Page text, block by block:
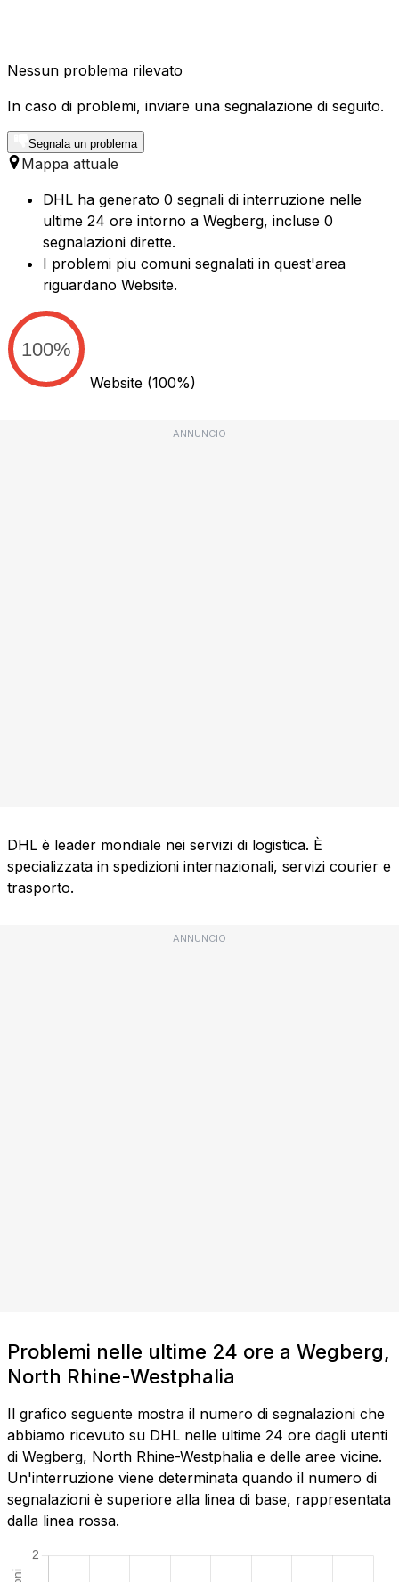
Nessun problema rilevato
In caso di problemi, inviare una segnalazione di seguito.
Segnala un problema
Mappa attuale
DHL ha generato 0 segnali di interruzione nelle
ultime 24 ore intorno a Wegberg, incluse 0
segnalazioni dirette.
I problemi piu comuni segnalati in quest'area
riguardano Website.
100%
Website (100%)
ANNUNCIO
DHL è leader mondiale nei servizi di logistica. È
specializzata in spedizioni internazionali, servizi courier e
trasporto.
ANNUNCIO
Problemi nelle ultime 24 ore a Wegberg,
North Rhine-Westphalia
Il grafico seguente mostra il numero di segnalazioni che
abbiamo ricevuto su DHL nelle ultime 24 ore dagli utenti
di Wegberg, North Rhine-Westphalia e delle aree vicine.
Un'interruzione viene determinata quando il numero di
segnalazioni è superiore alla linea di base, rappresentata
dalla linea rossa.